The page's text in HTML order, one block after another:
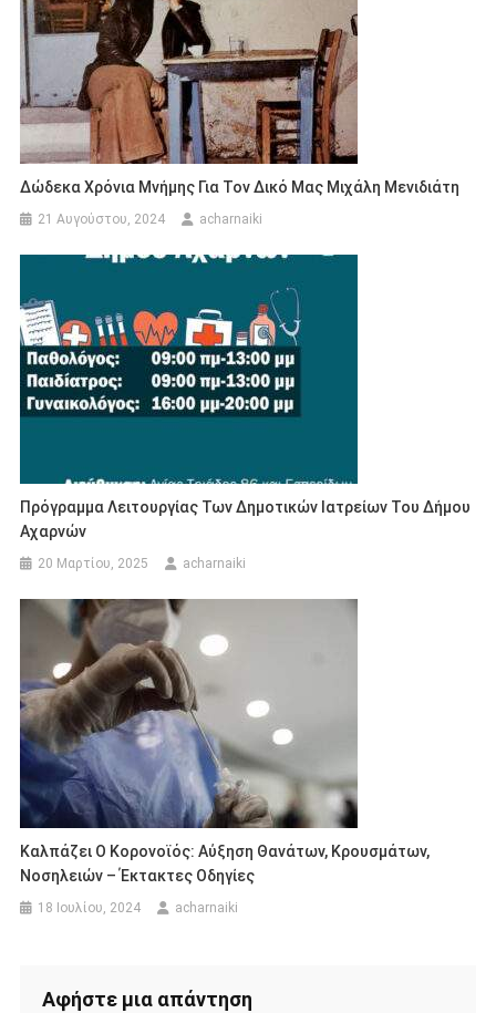
Δώδεκα Χρόνια Μνήμης Για Τον Δικό Μας Μιχάλη Μενιδιάτη
21 Αυγούστου, 2024 acharnaiki
Πρόγραμμα Λειτουργίας Των Δημοτικών Ιατρείων Του Δήμου
Αχαρνών
20 Μαρτίου, 2025 acharnaiki
Καλπάζει Ο Κορονοϊός: Αύξηση Θανάτων, Κρουσμάτων,
Νοσηλειών – Έκτακτες Οδηγίες
18 Ιουλίου, 2024 acharnaiki
Αφήστε μια απάντηση